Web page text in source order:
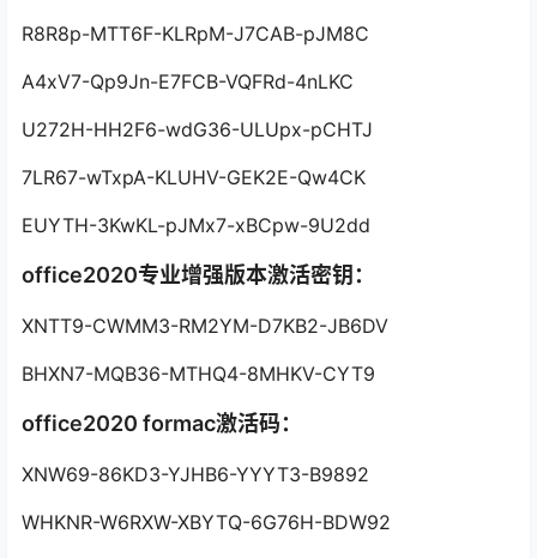
R8R8p-MTT6F-KLRpM-J7CAB-pJM8C
A4xV7-Qp9Jn-E7FCB-VQFRd-4nLKC
U272H-HH2F6-wdG36-ULUpx-pCHTJ
7LR67-wTxpA-KLUHV-GEK2E-Qw4CK
EUYTH-3KwKL-pJMx7-xBCpw-9U2dd
office2020专业增强版本激活密钥：
XNTT9-CWMM3-RM2YM-D7KB2-JB6DV
BHXN7-MQB36-MTHQ4-8MHKV-CYT9
office2020 formac激活码：
XNW69-86KD3-YJHB6-YYYT3-B9892
WHKNR-W6RXW-XBYTQ-6G76H-BDW92